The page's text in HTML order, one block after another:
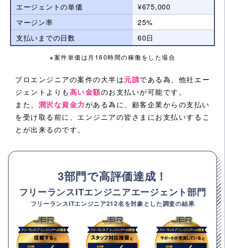
エージェントの単価
¥675,000
マージン率
25%
支払いまでの日数
60日
※案件単価は月160時間の稼働をした場合
プロエンジニアの案件の大半は元請である為、他社エー
ジェントよりも 高い金額のお支払いが可能です。
また、 潤沢な資金力がある為に、顧客企業からの支払い
を受け取る前に、エンジニアの皆さまにお支払いするこ
とが出来るのです。
3部門で高評価達成！
フリーランスITエンジニアエージェント部門
フリーランスITエンジニア212名を対象とした調査の結果